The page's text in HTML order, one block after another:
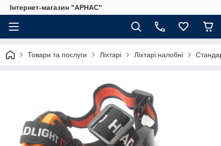
Інтернет-магазин "АРНАС"
Товари та послуги Ліхтарі Ліхтарі налобні